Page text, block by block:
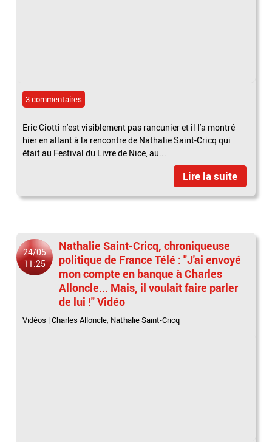
3 commentaires
Eric Ciotti n'est visiblement pas rancunier et il l'a montré
hier en allant à la rencontre de Nathalie Saint-Cricq qui
était au Festival du Livre de Nice, au...
Lire la suite
24/05
11:25
Nathalie Saint-Cricq, chroniqueuse
politique de France Télé : "J'ai envoyé
mon compte en banque à Charles
Alloncle... Mais, il voulait faire parler
de lui !" Vidéo
Vidéos |Charles Alloncle, Nathalie Saint-Cricq